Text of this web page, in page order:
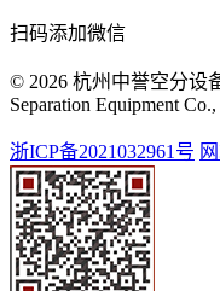
扫码添加微信
© 2026 杭州中誉空分设
Separation Equipment
浙ICP备2021032961号